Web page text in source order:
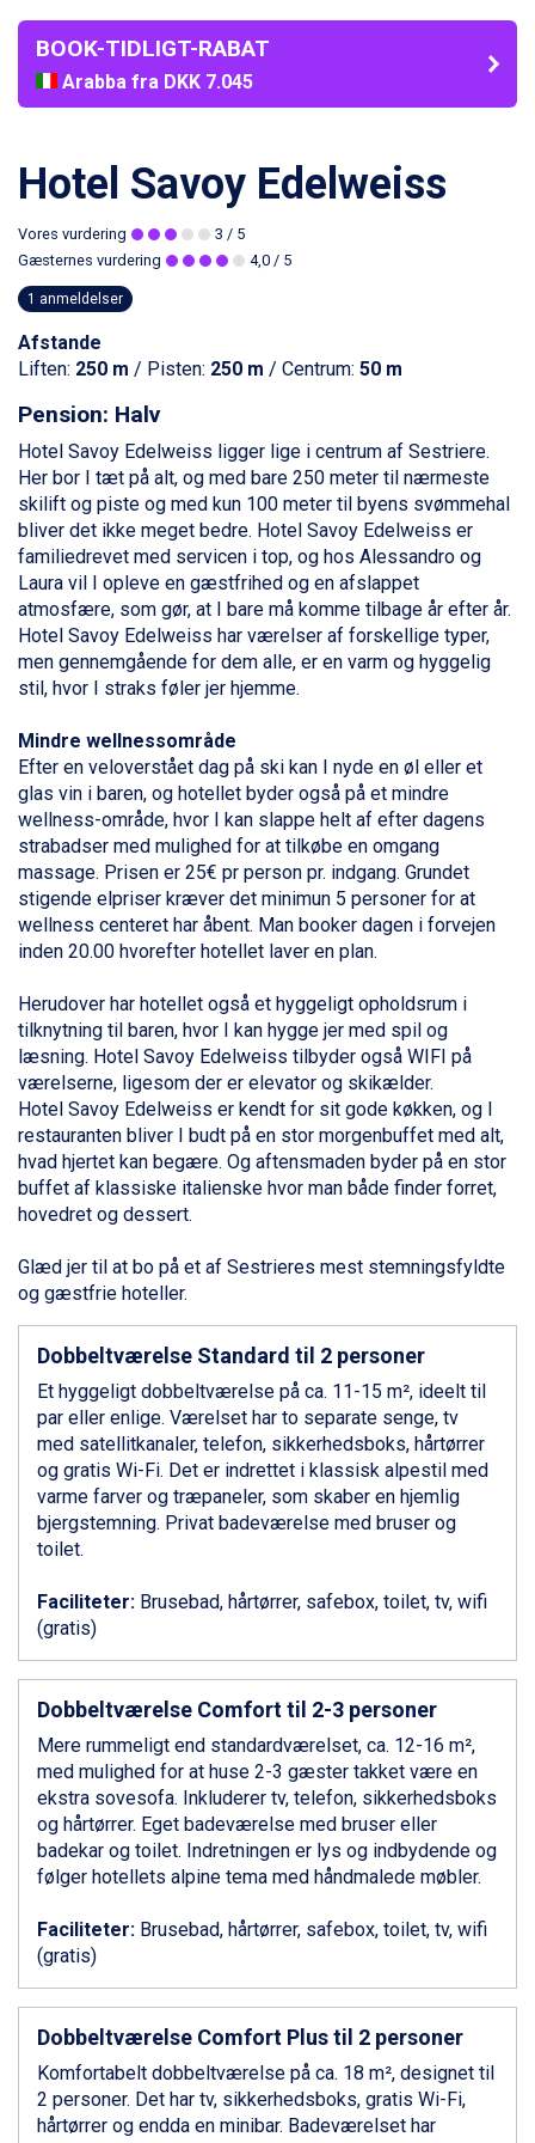
BOOK-TIDLIGT-RABAT
Arabba fra DKK 7.045
La Thuile fra DKK 4.595
Cervinia fra DKK 5.295
Sölden fra DKK 8.445
Bad Hofgastein fra DKK 5.495
Passo Tonale fra DKK 3.795
Saalbach fra DKK 5.945
Champoluc fra DKK 3.795
Sestriere fra DKK 4.395
Wagrain fra DKK 4.645
Ischgl fra DKK 7.095
St. Anton fra DKK 7.245
Zell am See fra DKK 4.095
Canazei fra DKK 4.745
Livigno fra DKK 4.145
Ponte di Legno fra DKK 4.745
Bad Gastein fra DKK 4.195
Alleghe fra DKK 5.595
Sauze dOulx fra DKK 4.045
Arabba fra DKK 7.045
La Thuile fra DKK 4.595
Val Thorens fra DKK 5.395
Sölden fra DKK 8.445
Bad Hofgastein fra DKK 5.495
Passo Tonale fra DKK 3.795
Saalbach fra DKK 5.945
Champoluc fra DKK 3.795
Sestriere fra DKK 4.395
Wagrain fra DKK 4.645
Ischgl fra DKK 7.095
Fieberbrunn fra DKK 6.145
Zell am See fra DKK 4.095
Canazei fra DKK 4.745
Livigno fra DKK 4.145
Ponte di Legno fra DKK 4.745
Bad Gastein fra DKK 4.195
Alleghe fra DKK 5.595
Sauze dOulx fra DKK 4.045
Arabba fra DKK 7.045
La Thuile fra DKK 4.595
Cervinia fra DKK 5.295
Sölden fra DKK 8.445
Passo Tonale fra DKK 3.795
Saalbach fra DKK 5.945
Champoluc fra DKK 3.795
Sestriere fra DKK 4.395
Wagrain fra DKK 4.645
Ischgl fra DKK 7.095
Fieberbrunn fra DKK 6.145
St. Anton fra DKK 7.245
Zell am See fra DKK 4.095
Livigno fra DKK 4.145
Ponte di Legno fra DKK 4.745
Bad Gastein fra DKK 4.195
Alleghe fra DKK 5.595
Sauze dOulx fra DKK 4.045
Arabba fra DKK 7.045
La Thuile fra DKK 4.595
Val Thorens fra DKK 5.395
Cervinia fra DKK 5.295
Sölden fra DKK 8.445
Bad Hofgastein fra DKK 5.495
Saalbach fra DKK 5.945
Champoluc fra DKK 3.795
Wagrain fra DKK 4.645
Ischgl fra DKK 7.095
St. Anton fra DKK 7.245
Zell am See fra DKK 4.095
Canazei fra DKK 4.745
Hotel Savoy Edelweiss
Vores vurdering 3 / 5
Gæsternes vurdering
4,0 / 5
1 anmeldelser
Afstande
Liften: 250 m / Pisten: 250 m / Centrum: 50 m
Pension: Halv
Hotel Savoy Edelweiss ligger lige i centrum af Sestriere.
Her bor I tæt på alt, og med bare 250 meter til nærmeste
skilift og piste og med kun 100 meter til byens svømmehal
bliver det ikke meget bedre. Hotel Savoy Edelweiss er
familiedrevet med servicen i top, og hos Alessandro og
Laura vil I opleve en gæstfrihed og en afslappet
atmosfære, som gør, at I bare må komme tilbage år efter år.
Hotel Savoy Edelweiss har værelser af forskellige typer,
men gennemgående for dem alle, er en varm og hyggelig
stil, hvor I straks føler jer hjemme.
Mindre wellnessområde
Efter en veloverstået dag på ski kan I nyde en øl eller et
glas vin i baren, og hotellet byder også på et mindre
wellness-område, hvor I kan slappe helt af efter dagens
strabadser med mulighed for at tilkøbe en omgang
massage. Prisen er 25€ pr person pr. indgang. Grundet
stigende elpriser kræver det minimun 5 personer for at
wellness centeret har åbent. Man booker dagen i forvejen
inden 20.00 hvorefter hotellet laver en plan.
Herudover har hotellet også et hyggeligt opholdsrum i
tilknytning til baren, hvor I kan hygge jer med spil og
læsning. Hotel Savoy Edelweiss tilbyder også WIFI på
værelserne, ligesom der er elevator og skikælder.
Hotel Savoy Edelweiss er kendt for sit gode køkken, og I
restauranten bliver I budt på en stor morgenbuffet med alt,
hvad hjertet kan begære. Og aftensmaden byder på en stor
buffet af klassiske italienske hvor man både finder forret,
hovedret og dessert.
Glæd jer til at bo på et af Sestrieres mest stemningsfyldte
og gæstfrie hoteller.
Dobbeltværelse Standard til 2 personer
Et hyggeligt dobbeltværelse på ca. 11-15 m², ideelt til
par eller enlige. Værelset har to separate senge, tv
med satellitkanaler, telefon, sikkerhedsboks, hårtørrer
og gratis Wi-Fi. Det er indrettet i klassisk alpestil med
varme farver og træpaneler, som skaber en hjemlig
bjergstemning. Privat badeværelse med bruser og
toilet.
Faciliteter: Brusebad, hårtørrer, safebox, toilet, tv, wifi
(gratis)
Dobbeltværelse Comfort til 2-3 personer
Mere rummeligt end standardværelset, ca. 12-16 m²,
med mulighed for at huse 2-3 gæster takket være en
ekstra sovesofa. Inkluderer tv, telefon, sikkerhedsboks
og hårtørrer. Eget badeværelse med bruser eller
badekar og toilet. Indretningen er lys og indbydende og
følger hotellets alpine tema med håndmalede møbler.
Faciliteter: Brusebad, hårtørrer, safebox, toilet, tv, wifi
(gratis)
Dobbeltværelse Comfort Plus til 2 personer
Komfortabelt dobbeltværelse på ca. 18 m², designet til
2 personer. Det har tv, sikkerhedsboks, gratis Wi-Fi,
hårtørrer og endda en minibar. Badeværelset har